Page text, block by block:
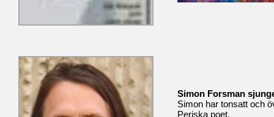
Simon Forsman
Simon har tonsatt och
Periska poet.